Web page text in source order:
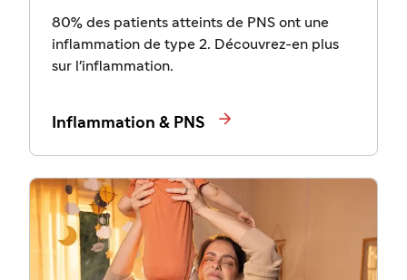
80% des patients atteints de PNS ont une
inflammation de type 2. Découvrez-en plus
sur l'inflammation.
Inflammation & PNS 